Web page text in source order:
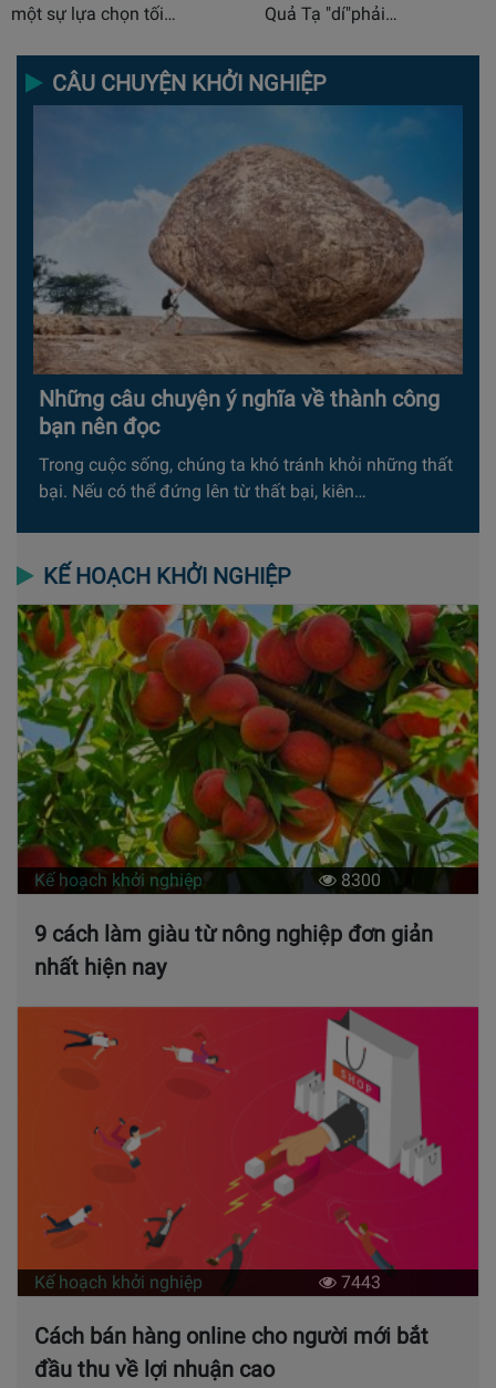
một sự lựa chọn tối…
Quả Tạ "dí"phải…
CÂU CHUYỆN KHỞI NGHIỆP
Những câu chuyện ý nghĩa về thành công
bạn nên đọc
Trong cuộc sống, chúng ta khó tránh khỏi những thất
bại. Nếu có thể đứng lên từ thất bại, kiên…
KẾ HOẠCH KHỞI NGHIỆP
Kế hoạch khởi nghiệp 8300
9 cách làm giàu từ nông nghiệp đơn giản
nhất hiện nay
Kế hoạch khởi nghiệp 7443
Cách bán hàng online cho người mới bắt
đầu thu về lợi nhuận cao